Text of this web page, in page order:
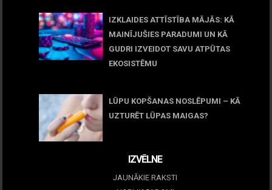
IZKLAIDES ATTĪSTĪBA MĀJĀS: KĀ
MAINĪJUŠIES PARADUMI UN KĀ
GUDRI IZVEIDOT SAVU ATPŪTAS
EKOSISTĒMU
LŪPU KOPŠANAS NOSLĒPUMI – KĀ
UZTURĒT LŪPAS MAIGAS?
IZVĒLNE
JAUNĀKIE RAKSTI